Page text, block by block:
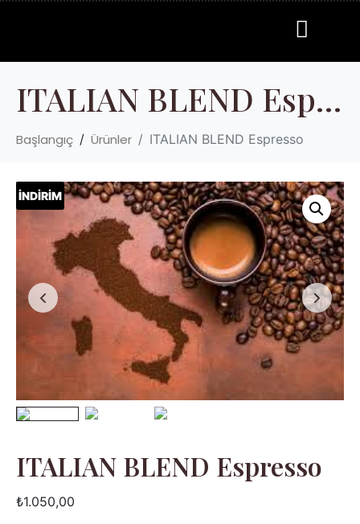
ITALIAN BLEND Espresso
Başlangıç Ürünler ITALIAN BLEND Espresso
İNDİRİM
ITALIAN BLEND Espresso
₺1.050,00